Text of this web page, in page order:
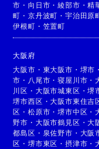
市 ・向日市 ・綾部市 ・精
町 ・京丹波町 ・宇治田原
伊根町 ・ 笠置町
大阪府
大阪市 ・ 東大阪市 ・ 堺市
市 ・ 八尾市 ・寝屋川市 ・
川区 ・ 大阪市城東区 ・堺
堺市西区 ・大阪市東住吉
区 ・松原市 ・堺市中区 ・
野市 ・ 大阪市鶴見区 ・大
都島区 ・ 泉佐野市 ・ 大阪
区 ・堺市東区 ・摂津市 ・